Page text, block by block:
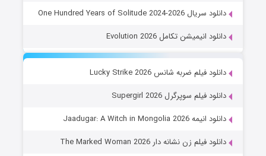
دانلود سریال One Hundred Years of Solitude 2024-2026
دانلود انیمیشن تکامل Evolution 2026
دانلود فیلم ضربه شانس Lucky Strike 2026
دانلود فیلم سوپرگرل Supergirl 2026
دانلود انیمه Jaadugar: A Witch in Mongolia 2026
دانلود فیلم زن نشانه دار The Marked Woman 2026